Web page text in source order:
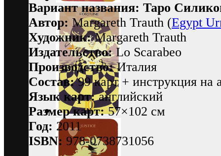
Вариант названия: Таро
Автор: Margareth Trauth (Egypt
Художник:Margareth Trauth
Издательство:Lo Scarabeo
Производство:Италия
Состав:99 карт + инструкция на
Язык карт:английский
Размер карт:57×102 см
Год: 2011
ISBN: 978-0738731056